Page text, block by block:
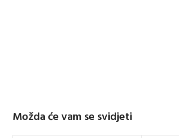
Možda će vam se svidjeti